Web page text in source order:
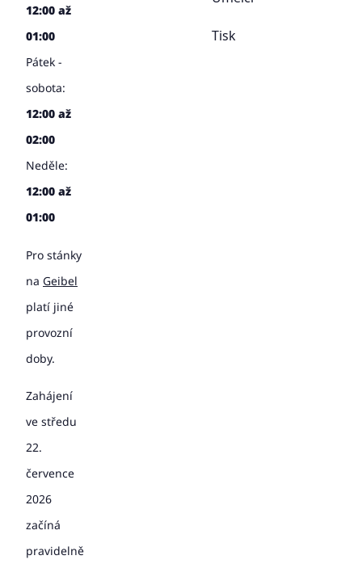
12:00 až
01:00
Pátek -
sobota:
12:00 až
02:00
Neděle:
12:00 až
01:00
Pro stánky
na Geibel
platí jiné
provozní
doby.
Zahájení
ve středu
22.
července
2026
začíná
pravidelně
Tisk